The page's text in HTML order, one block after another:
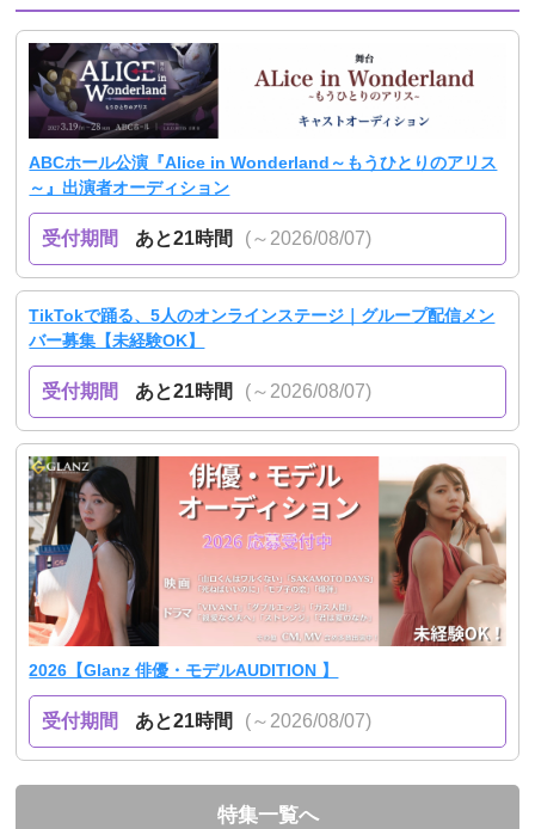
ABCホール公演『Alice in Wonderland～もうひとりのアリス
～』出演者オーディション
受付期間 あと21時間 (～2026/08/07)
TikTokで踊る、5人のオンラインステージ｜グループ配信メン
バー募集【未経験OK】
受付期間 あと21時間 (～2026/08/07)
2026【Glanz 俳優・モデルAUDITION 】
受付期間 あと21時間 (～2026/08/07)
特集一覧へ